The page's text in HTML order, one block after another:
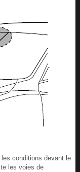
conditions devant le
les voies de